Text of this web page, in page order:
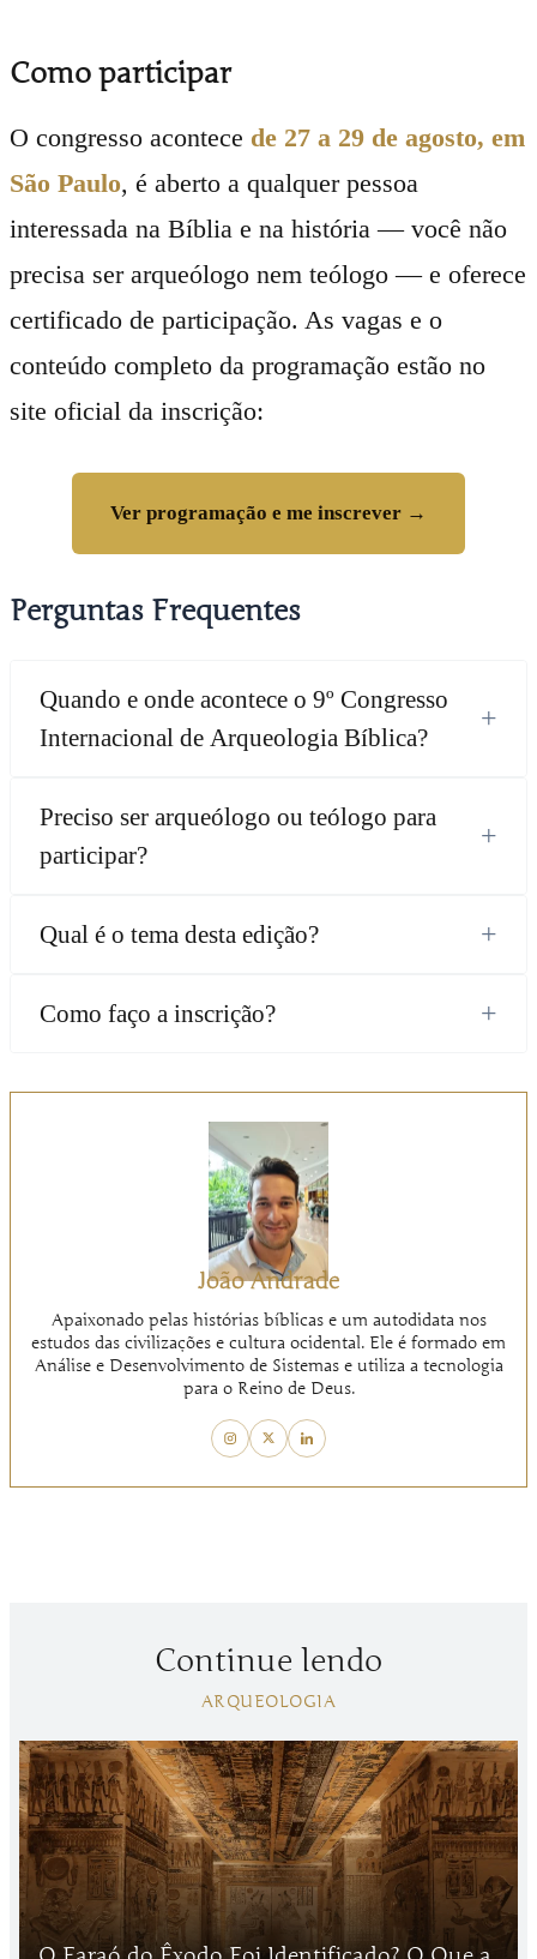
Como participar
O congresso acontece de 27 a 29 de agosto, em
São Paulo, é aberto a qualquer pessoa
interessada na Bíblia e na história — você não
precisa ser arqueólogo nem teólogo — e oferece
certificado de participação. As vagas e o
conteúdo completo da programação estão no
site oficial da inscrição:
Ver programação e me inscrever →
Perguntas Frequentes
Quando e onde acontece o 9º Congresso
Internacional de Arqueologia Bíblica?
+
Preciso ser arqueólogo ou teólogo para
participar?
+
Qual é o tema desta edição? +
Como faço a inscrição? +
João Andrade
Apaixonado pelas histórias bíblicas e um autodidata nos
estudos das civilizações e cultura ocidental. Ele é formado em
Análise e Desenvolvimento de Sistemas e utiliza a tecnologia
para o Reino de Deus.
Continue lendo
ARQUEOLOGIA